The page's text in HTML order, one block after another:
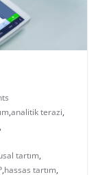
,analitik terazi,
,
tartım,
,hassas tartım,